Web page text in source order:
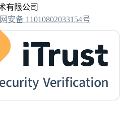
有限公司
安备 11010802033154号